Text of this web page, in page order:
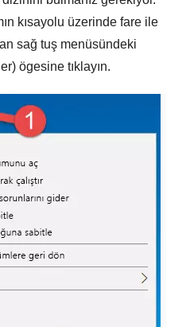
kısayolu üzerinde fare ile
sağ tuş menüsündeki
ögesine tıklayın.